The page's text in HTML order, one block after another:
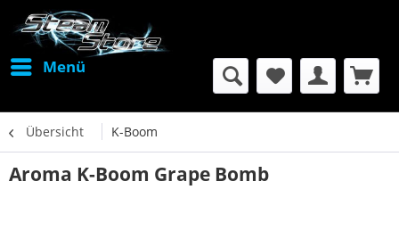
Menü
Übersicht K-Boom
Aroma K-Boom Grape Bomb